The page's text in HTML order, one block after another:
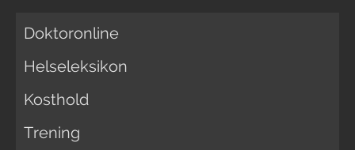
Doktoronline
Helseleksikon
Kosthold
Trening